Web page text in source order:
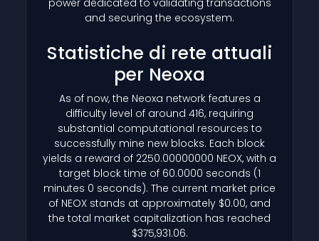
and securing the ecosystem.
Statistiche di rete attuali
per Neoxa
As of now, the Neoxa network features a
difficulty level of around 416, requiring
substantial computational resources to
successfully mine new blocks. Each block
yields a reward of 2250.00000000 NEOX, with a
target block time of 60.0000 seconds (1
minutes 0 seconds). The current market price
of NEOX stands at approximately $0.00, and
the total market capitalization has reached
$375,931.06.